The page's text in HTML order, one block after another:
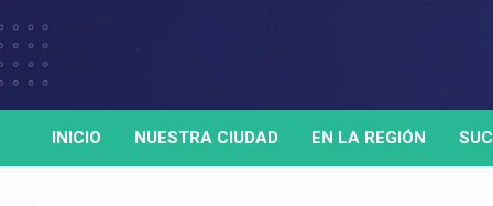
to
HORA32
Medio de comunicación digital
INICIO NUESTRA CIUDAD EN LA REGIÓN